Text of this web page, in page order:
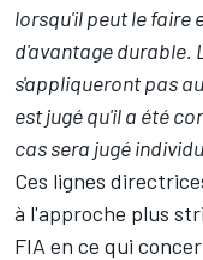
lorsqu'il peut le faire
d'avantage durable.
s'appliqueront pas
est jugé qu'il a été
cas sera jugé
Ces lignes
à l'approche plus
FIA en ce qui